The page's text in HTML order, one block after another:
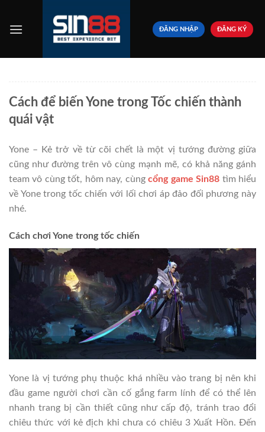
nội
ĐĂNG NHẬP ĐĂNG KÝ
Cách để biến Yone trong Tốc chiến thành
quái vật
Yone – Kẻ trở về từ cõi chết là một vị tướng đường giữa
cũng như đường trên vô cùng mạnh mẽ, có khả năng gánh
team vô cùng tốt, hôm nay, cùngcổng game Sin88 tìm hiểu
về Yone trong tốc chiến với lối chơi áp đảo đối phương này
nhé.
Cách chơi Yone trong tốc chiến
Yone là vị tướng phụ thuộc khá nhiều vào trang bị nên khi
đầu game người chơi cần cố gắng farm lính để có thể lên
nhanh trang bị cần thiết cũng như cấp độ, tránh trao đổi
chiêu thức với kẻ địch khi chưa có chiêu 3 Xuất Hồn. Đến